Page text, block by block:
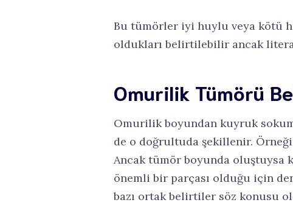
Bu tümörler iyi huylu veya kötü
oldukları belirtilebilir ancak
Omurilik Tümörü
Omurilik boyundan kuyruk
de o doğrultuda şekillenir.
Ancak tümör boyunda oluştuysa
önemli bir parçası olduğu için
bazı ortak belirtiler söz konusu